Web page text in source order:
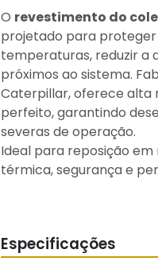
O revestimento do
projetado para
temperaturas, reduzir a
próximos ao sistema.
Caterpillar, oferece alta
perfeito, garantindo
severas de operação.
Ideal para reposição
térmica, segurança e
As fotos do anúncio são
Atenção
Especificações